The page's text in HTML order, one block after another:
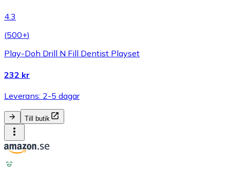
4.3
(500+)
Play-Doh Drill N Fill Dentist Playset
232 kr
Leverans: 2-5 dagar
Till butik